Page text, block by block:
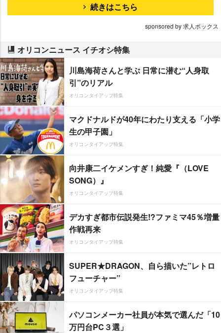
続きはこちら
sponsored by 求人ボックス
オリコンニュース イチオシ特集
川島海荷さんと学ぶ 日常に潜む“人身取
引”のリアル
オリコンタイアップ特集
マクドナルドが40年にわたり支える「小学
生の甲子園」
オリコンタイアップ特集
向井康二イケメンすぎ！純愛『（LOVE
SONG）』
オリコンタイアップ特集
デカすぎ都市伝説発生!?ファミマ45％増量
作戦再来
オリコンタイアップ特集
SUPER★DRAGON、自ら描いた”レトロ
フューチャー”
オリコンタイアップ特集
パソコンメーカー社員が本気で選んだ「10
万円台PC３選」